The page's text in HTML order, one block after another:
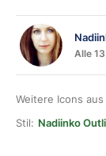
Alle
Weitere Icons
Stil: Nadiinko